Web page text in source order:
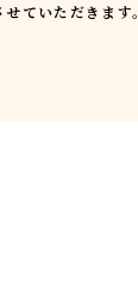
ていただきます。